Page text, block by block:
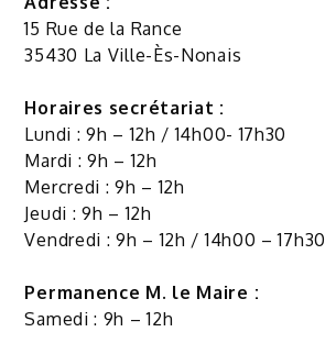
15 Rue de la Rance
35430 La Ville-Ès-Nonais
Horaires secrétariat :
Lundi : 9h – 12h / 14h00- 17h30
Mardi : 9h – 12h
Mercredi : 9h – 12h
Jeudi : 9h – 12h
Vendredi : 9h – 12h / 14h00 – 17h30
Permanence M. le Maire :
Samedi : 9h – 12h